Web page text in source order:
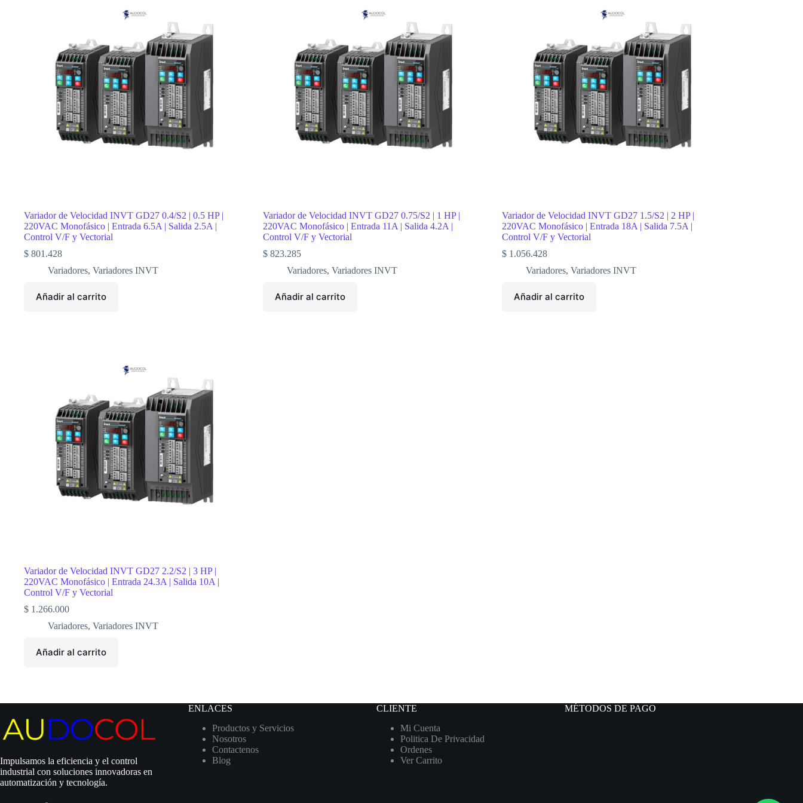
Variador de Velocidad INVT GD27 0.4/S2 | 0.5 HP |
220VAC Monofásico | Entrada 6.5A | Salida 2.5A |
Control V/F y Vectorial
$ 801.428
Variadores, Variadores INVT
Añadir al carrito
Variador de Velocidad INVT GD27 0.75/S2 | 1 HP |
220VAC Monofásico | Entrada 11A | Salida 4.2A |
Control V/F y Vectorial
$823.285
Variadores, Variadores INVT
Añadir al carrito
Variador de Velocidad INVT GD27 1.5/S2 | 2 HP |
220VAC Monofásico | Entrada 18A | Salida 7.5A |
Control V/F y Vectorial
$1.056.428
Variadores, Variadores INVT
Añadir al carrito
Variador de Velocidad INVT GD27 2.2/S2 | 3 HP |
220VAC Monofásico | Entrada 24.3A | Salida 10A |
Control V/F y Vectorial
$ 1.266.000
Variadores, Variadores INVT
Añadir al carrito
Impulsamos la eficiencia y el control
industrial con soluciones innovadoras en
automatización y tecnología.
ENLACES
Productos y Servicios
Nosotros
Contactenos
Blog
CLIENTE
Mi Cuenta
Politica De Privacidad
Ordenes
Ver Carrito
MÉTODOS DE PAGO